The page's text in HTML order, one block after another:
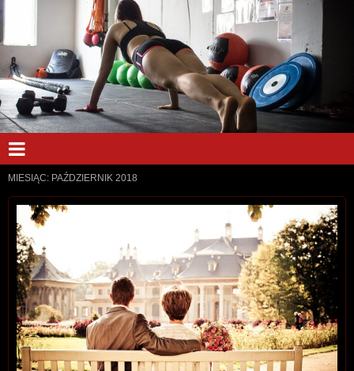
MIESIĄC: PAŹDZIERNIK 2018